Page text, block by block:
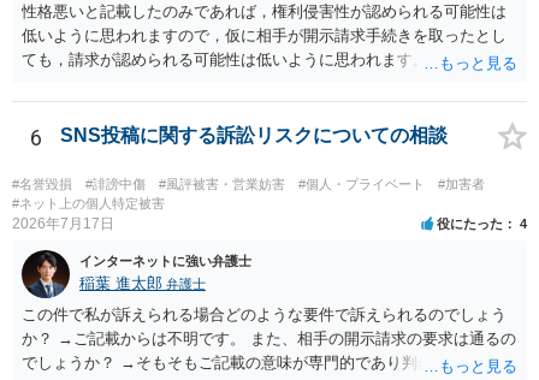
性格悪いと記載したのみであれば，権利侵害性が認められる可能性は
低いように思われますので，仮に相手が開示請求手続きを取ったとし
ても，請求が認められる可能性は低いように思われます。
6 SNS投稿に関する訴訟リスクについての相談
#名誉毀損 #誹謗中傷 #風評被害・営業妨害 #個人・プライベート
#加害者
#ネット上の個人特定被害
2026年7月17日 役にたった 4
インターネットに強い弁護士
稲葉 進太郎 弁護士
この件で私が訴えられる場合どのような要件で訴えられるのでしょう
か？ →ご記載からは不明です。 また、相手の開示請求の要求は通るの
でしょうか？ →そもそもご記載の意味が専門的であり判然としないも